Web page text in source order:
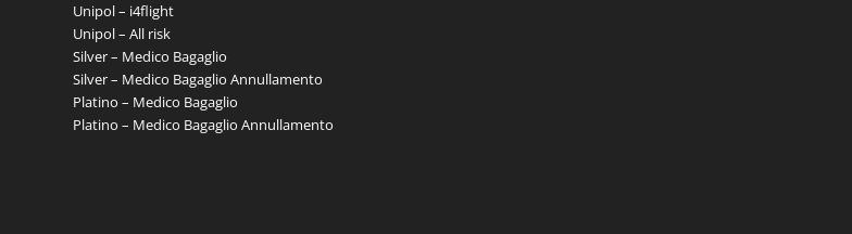
Unipol – i4flight
Unipol – All risk
Silver – Medico Bagaglio
Silver – Medico Bagaglio Annullamento
Platino – Medico Bagaglio
Platino – Medico Bagaglio Annullamento